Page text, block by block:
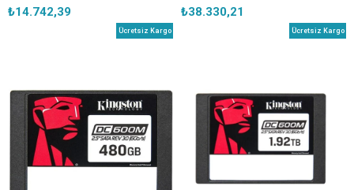
₺14.742,39 ₺38.330,21
Ücretsiz Kargo Ücretsiz Kargo